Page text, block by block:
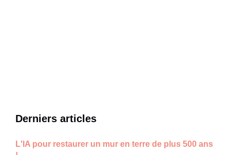
Derniers articles
L'IA pour restaurer un mur en terre de plus 500 ans